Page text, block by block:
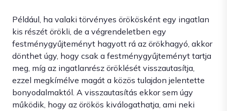
Például, ha valaki törvényes örökösként egy ingatlan
kis részét örökli, de a végrendeletben egy
festménygyűjteményt hagyott rá az örökhagyó, akkor
dönthet úgy, hogy csak a festménygyűjteményt tartja
meg, míg az ingatlanrész öröklését visszautasítja,
ezzel megkímélve magát a közös tulajdon jelentette
bonyodalmaktól. A visszautasítás ekkor sem úgy
működik, hogy az örökös kiválogathatja, ami neki